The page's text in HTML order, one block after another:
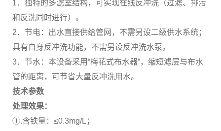
1．独特的多滤室结构，可实现在线反冲洗（过滤、排污
和反洗同时进行）。
2．节电：出水直接供给管网，不需另设二级供水系统；
具有自身反冲洗功能，不需另设反冲洗水泵。
3．节水：本设备采用“梅花式布水器”，缩短滤层与布水
管的距离，可节省大量反冲洗用水。
技术参数
处理效果：
①.含铁量：≤0.3mg/L；